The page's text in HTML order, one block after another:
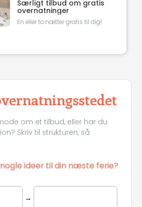
Særligt tilbud om gratis
overnatninger
En eller to nætter gratis til dig!
om et tilbud, eller har du
Skriv til strukturen, så
ideer til din næste ferie?
→